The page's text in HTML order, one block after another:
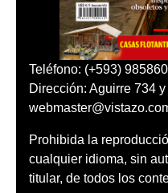
Teléfono: (+593)
Dirección: Aguirre 734
Prohibida la
cualquier idioma, sin
titular, de todos los